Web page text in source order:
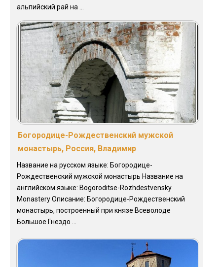
альпийский рай на ...
Богородице-Рождественский мужской
монастырь, Россия, Владимир
Название на русском языке: Богородице-
Рождественский мужской монастырь Название на
английском языке: Bogoroditse-Rozhdestvensky
Monastery Описание: Богородице-Рождественский
монастырь, построенный при князе Всеволоде
Большое Гнездо ...